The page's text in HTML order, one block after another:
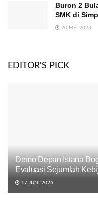
Buron 2
SMK di
20 MEI 2023
EDITOR'S PICK
Demo Depan Istana
Evaluasi Sejumlah
17 JUNI 2026